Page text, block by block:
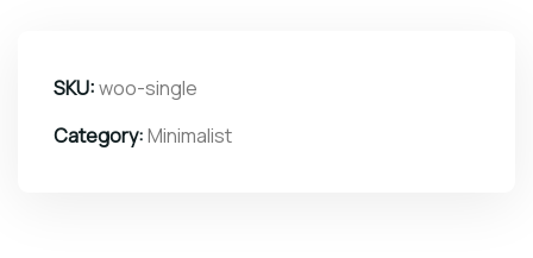
SKU:woo-single
Category:Minimalist